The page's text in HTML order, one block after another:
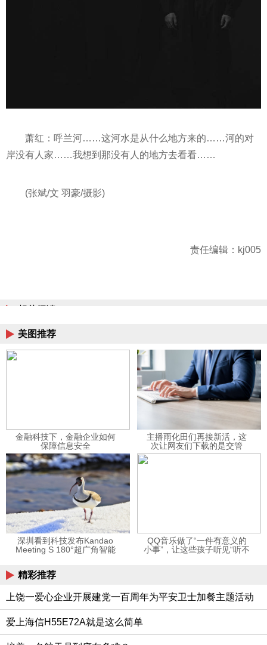
萧红：呼兰河……这河水是从什么地方来的……河的对
岸没有人家……我想到那没有人的地方去看看……
(张斌/文 羽豪/摄影)
责任编辑：kj005
相关阅读
美图推荐
金融科技下，金融企业如何
保障信息安全
主播雨化田们再接新活，这
次让网友们下载的是交管
12123APP
深圳看到科技发布Kandao
Meeting S 180°超广角智能
QQ音乐做了“一件有意义的
小事”，让这些孩子听见“听不
精彩推荐
上饶一爱心企业开展建党一百周年为平安卫士加餐主题活动
爱上海信H55E72A就是这么简单